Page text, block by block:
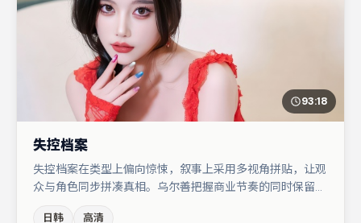
93:18
失控档案
失控档案在类型上偏向惊悚，叙事上采用多视角拼贴，让观
众与角色同步拼凑真相。乌尔善把握商业节奏的同时保留人
日韩 高清